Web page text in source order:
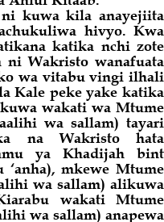
kuwa kila anayejiita
hivyo. Kwa
katika nchi zote
Wakristo wanafuata
wa vitabu vingi ilhali
Kale peke yake katika
wakati wa Mtume
wa sallam) tayari
na Wakristo hata
ya Khadijah bint
mkewe Mtume
wa sallam) alikuwa
wakati Mtume
wa sallam) anapewa